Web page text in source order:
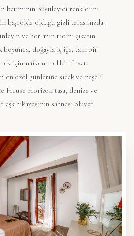
batımının büyüleyici renklerini
başrolde olduğu gizli terasınızda,
ve her anın tadını çıkarın.
boyunca, doğayla iç içe, tam bir
için mükemmel bir fırsat
en özel günlerine sıcak ve neşeli
House Horizon taşa, denize ve
aşk hikayesinin sahnesi oluyor.